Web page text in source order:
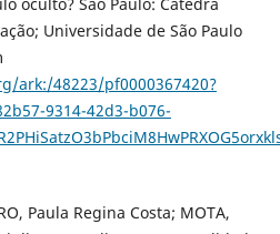
Universidade de São Paulo
ark:/48223/pf0000367420?
9314-42d3-b076-
Paula Regina Costa; MOTA,